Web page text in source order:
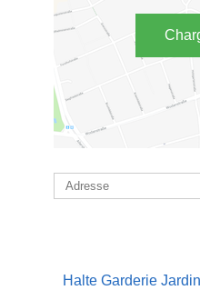
Halte Garderie